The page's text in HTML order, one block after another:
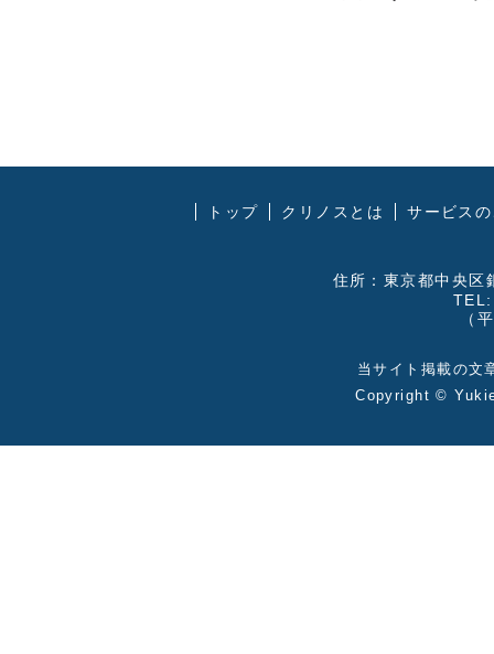
トップ クリノスとは サービス
住所：東京都中央
（
当サイト掲載の文
Copyright ©